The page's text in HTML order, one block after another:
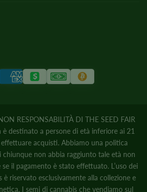
RESPONSABILITÀ DI THE SEED FAIR
destinato a persone di età inferiore ai 21
acquisti. Abbiamo una politica
non abbia raggiunto tale età non
se il pagamento è stato effettuato. L’uso dei
è riservato esclusivamente alla collezione e
I semi di cannabis che vendiamo sul